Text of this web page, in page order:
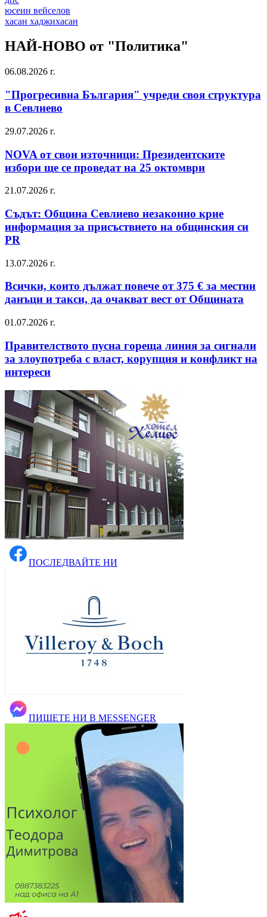
юсеин вейселов
хасан хаджихасан
НАЙ-НОВО от "Политика"
06.08.2026 г.
"Прогресивна България" учреди своя структура
в Севлиево
29.07.2026 г.
NOVA от свои източници: Президентските
избори ще се проведат на 25 октомври
21.07.2026 г.
Съдът: Община Севлиево незаконно крие
информация за присъствието на общинския си
PR
13.07.2026 г.
Всички, които дължат повече от 375 € за местни
данъци и такси, да очакват вест от Общината
01.07.2026 г.
Правителството пусна гореща линия за сигнали
за злоупотреба с власт, корупция и конфликт на
интереси
ПОСЛЕДВАЙТЕ НИ
ПИШЕТЕ НИ В MESSENGER